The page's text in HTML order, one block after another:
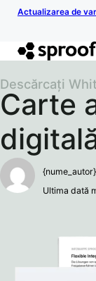
Actualizarea de
Carte
Descărcați
{nume_autor}
Ultima dată